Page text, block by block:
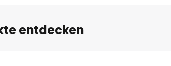
entdecken